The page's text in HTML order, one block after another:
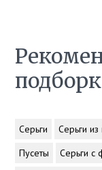
Серьги Серьги из
Пусеты
Серьги с